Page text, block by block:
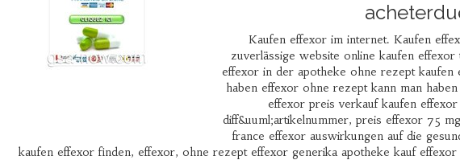
Kaufen effexor im internet. Kaufen
zuverlässige website online kaufen
effexor in der apotheke ohne rezept
haben effexor ohne rezept kann man
effexor preis verkauf kaufen
diff&uuml;artikelnummer, preis effexor 75
france effexor auswirkungen auf die
kaufen effexor finden, effexor, ohne rezept effexor generika apotheke kauf